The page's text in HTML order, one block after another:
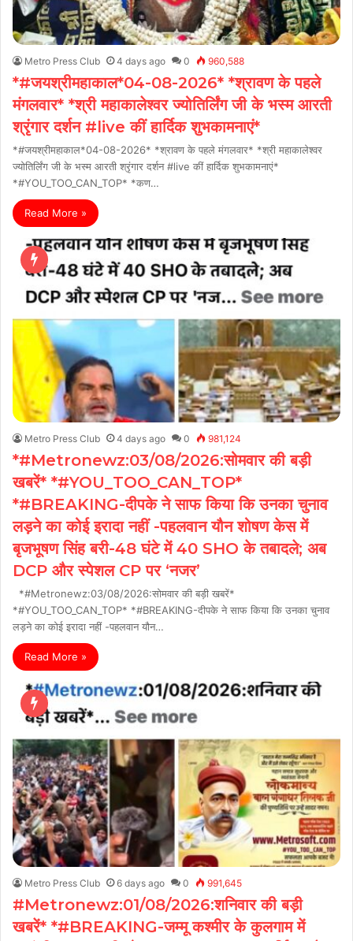
Metro Press Club 4 days ago 0 960,588
*#जयश्रीमहाकाल*04-08-2026* *श्रावण के पहले
मंगलवार* *श्री महाकालेश्वर ज्योतिर्लिंग जी के भस्म आरती
श्रृंगार दर्शन #live कीं हार्दिक शुभकामनाएं*
*#जयश्रीमहाकाल*04-08-2026* *श्रावण के पहले मंगलवार* *श्री महाकालेश्वर
ज्योतिर्लिंग जी के भस्म आरती श्रृंगार दर्शन #live कीं हार्दिक शुभकामनाएं*
*#YOU_TOO_CAN_TOP* *कण…
Read More »
Metro Press Club 4 days ago 0 981,124
*#Metronewz:03/08/2026:सोमवार की बड़ी
खबरें* *#YOU_TOO_CAN_TOP*
*#BREAKING-दीपके ने साफ किया कि उनका चुनाव
लड़ने का कोई इरादा नहीं -पहलवान यौन शोषण केस में
बृजभूषण सिंह बरी-48 घंटे में 40 SHO के तबादले; अब
DCP और स्पेशल CP पर ‘नजर’
*#Metronewz:03/08/2026:सोमवार की बड़ी खबरें*
*#YOU_TOO_CAN_TOP* *#BREAKING-दीपके ने साफ किया कि उनका चुनाव
लड़ने का कोई इरादा नहीं -पहलवान यौन…
Read More »
Metro Press Club 6 days ago 0 991,645
#Metronewz:01/08/2026:शनिवार की बड़ी
खबरें* *#BREAKING-जम्मू कश्मीर के कुलगाम में